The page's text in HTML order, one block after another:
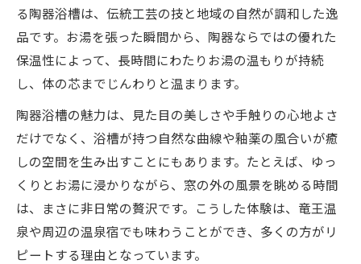
手仕事のぬくもり漂う陶器浴槽の魅力
陶器浴槽ならではの手仕事の温かみ
陶器浴槽の質感がもたらす癒し効果
陶器浴槽選びで大切にしたいポイント
陶器浴槽の魅力とインテリアの調和
陶器浴槽体験で味わう上質な時間
地元ジュース片手に楽しむ上質な時間
陶器浴槽とジュースで叶う贅沢なひととき
地元ジュースと陶器浴槽の相性を楽しむ
陶器浴槽と食のペアリング体験とは
る陶器浴槽は、伝統工芸の技と地域の自然が調和した逸
品です。お湯を張った瞬間から、陶器ならではの優れた
保温性によって、長時間にわたりお湯の温もりが持続
し、体の芯までじんわりと温まります。
陶器浴槽の魅力は、見た目の美しさや手触りの心地よさ
だけでなく、浴槽が持つ自然な曲線や釉薬の風合いが癒
しの空間を生み出すことにもあります。たとえば、ゆっ
くりとお湯に浸かりながら、窓の外の風景を眺める時間
は、まさに非日常の贅沢です。こうした体験は、竜王温
泉や周辺の温泉宿でも味わうことができ、多くの方がリ
ピートする理由となっています。